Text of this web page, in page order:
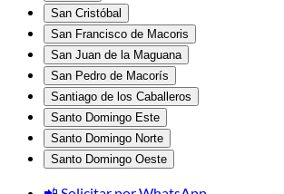
San Cristóbal
San Francisco de Macoris
San Juan de la Maguana
San Pedro de Macorís
Santiago de los Caballeros
Santo Domingo Este
Santo Domingo Norte
Santo Domingo Oeste